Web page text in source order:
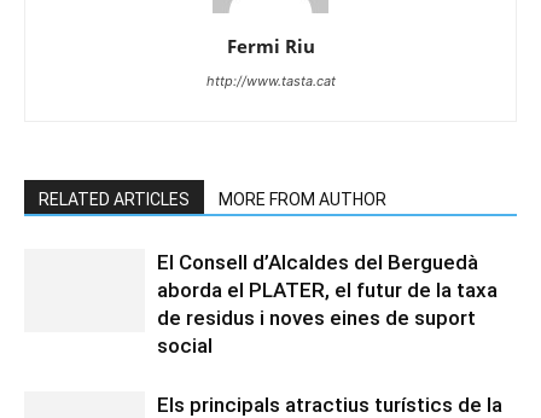
Fermi Riu
http://www.tasta.cat
RELATED ARTICLES MORE FROM AUTHOR
El Consell d’Alcaldes del Berguedà
aborda el PLATER, el futur de la taxa
de residus i noves eines de suport
social
Els principals atractius turístics de la